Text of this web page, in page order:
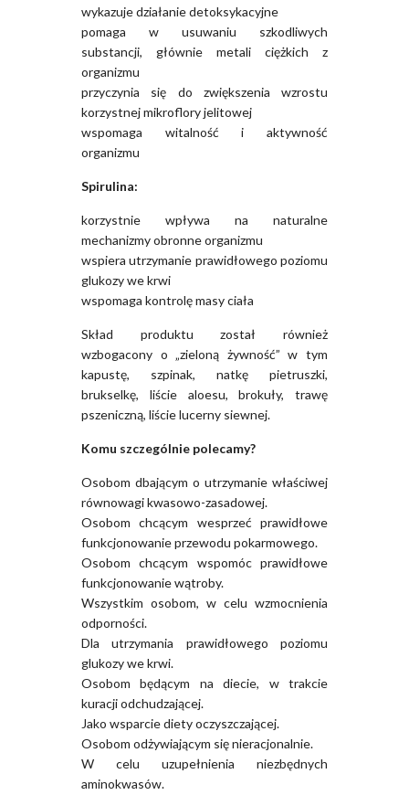
wykazuje działanie detoksykacyjne
pomaga w usuwaniu szkodliwych
substancji, głównie metali ciężkich z
organizmu
przyczynia się do zwiększenia wzrostu
korzystnej mikroflory jelitowej
wspomaga witalność i aktywność
organizmu
Spirulina:
korzystnie wpływa na naturalne
mechanizmy obronne organizmu
wspiera utrzymanie prawidłowego poziomu
glukozy we krwi
wspomaga kontrolę masy ciała
Skład produktu został również
wzbogacony o „zieloną żywność” w tym
kapustę, szpinak, natkę pietruszki,
brukselkę, liście aloesu, brokuły, trawę
pszeniczną, liście lucerny siewnej.
Komu szczególnie polecamy?
Osobom dbającym o utrzymanie właściwej
równowagi kwasowo-zasadowej.
Osobom chcącym wesprzeć prawidłowe
funkcjonowanie przewodu pokarmowego.
Osobom chcącym wspomóc prawidłowe
funkcjonowanie wątroby.
Wszystkim osobom, w celu wzmocnienia
odporności.
Dla utrzymania prawidłowego poziomu
glukozy we krwi.
Osobom będącym na diecie, w trakcie
kuracji odchudzającej.
Jako wsparcie diety oczyszczającej.
Osobom odżywiającym się nieracjonalnie.
W celu uzupełnienia niezbędnych
aminokwasów.